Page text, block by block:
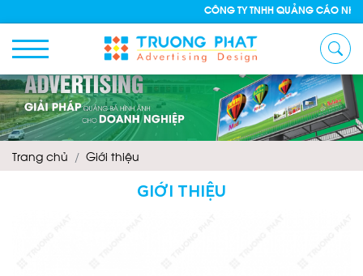
CÔNG TY TNHH QUẢNG CÁO NHÔM
Trang chủ Giới thiệu
GIỚI THIỆU